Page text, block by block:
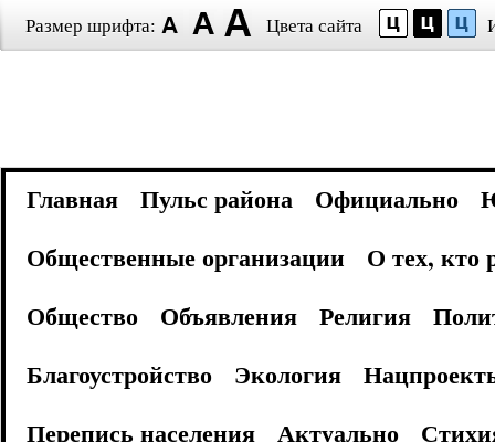
Размер шрифта: Цвета сайта
Главная Пульс района Официально
Общественные организации
О тех, кто
Общество
Объявления Религия
Благоустройство
Экология
Перепись населения
Актуально